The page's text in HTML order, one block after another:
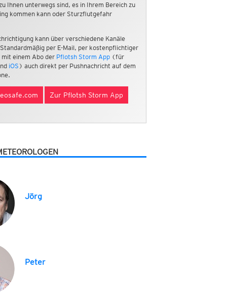
Ihnen unterwegs sind, es in Ihrem Bereich zu
kommen kann oder Sturzflutgefahr
kann über verschiedene Kanäle
per E-Mail, per kostenpflichtiger
mit einem Abo der Pflotsh Storm App(für
iOS ) auch direkt per Pushnachricht auf dem
Zur Pflotsh Storm App
Jörg
Peter